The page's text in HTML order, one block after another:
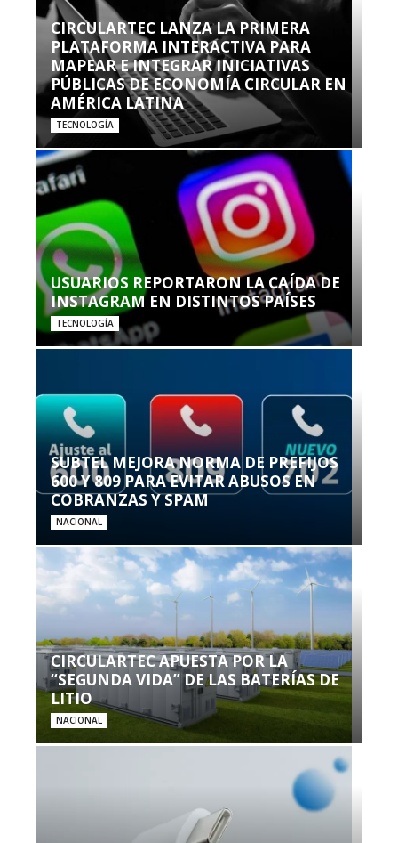
CIRCULARTEC LANZA LA PRIMERA
PLATAFORMA INTERACTIVA PARA
MAPEAR E INTEGRAR INICIATIVAS
PÚBLICAS DE ECONOMÍA CIRCULAR EN
AMÉRICA LATINA
TECNOLOGÍA
USUARIOS REPORTARON LA CAÍDA DE
INSTAGRAM EN DISTINTOS PAÍSES
TECNOLOGÍA
SUBTEL MEJORA NORMA DE PREFIJOS
600 Y 809 PARA EVITAR ABUSOS EN
COBRANZAS Y SPAM
NACIONAL
CIRCULARTEC APUESTA POR LA
“SEGUNDA VIDA” DE LAS BATERÍAS DE
LITIO
NACIONAL